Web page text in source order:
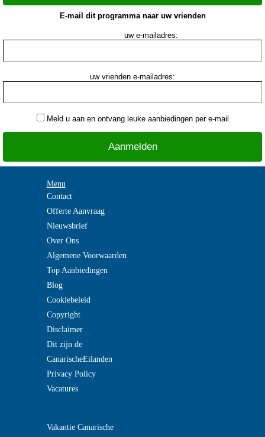
E-mail dit programma naar uw vrienden
uw e-mailadres:
uw vrienden e-mailadres:
Meld u aan en ontvang leuke aanbiedingen per e-mail
Menu
Contact
Offerte Aanvraag
Nieuwsbrief
Over Ons
Algemene Voorwaarden
Top Aanbiedingen
Blog
Cookiebeleid
Copyright
Disclaimer
Dit zijn de
CanarischeEilanden
Privacy Policy
Vacatures
Vakantie Canarische